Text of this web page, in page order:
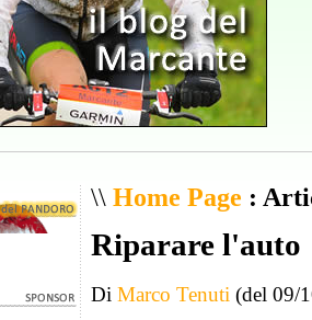
\\ Home Page :
Riparare l'auto
Di Marco Tenuti (del 09/